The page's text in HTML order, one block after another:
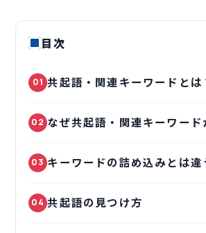
目次
01 共起語・関連キーワードとは
02 なぜ共起語・関連キーワー
03 キーワードの詰め込みとは違
04 共起語の見つけ方